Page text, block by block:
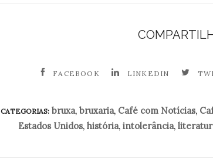
FACEBOOK LINKEDIN
CATEGORIAS: bruxa, bruxaria, Café com Notícias,
Estados Unidos, história, intolerância,